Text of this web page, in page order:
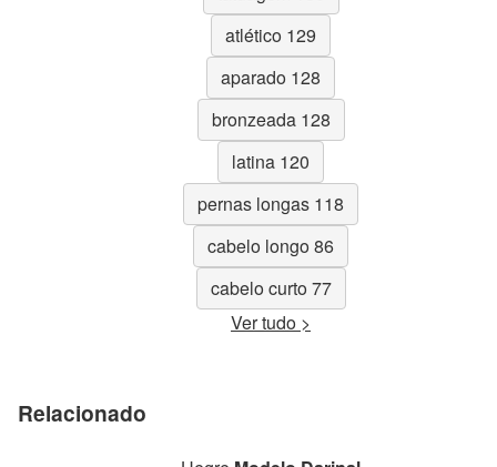
atlético 129
aparado 128
bronzeada 128
latina 120
pernas longas 118
cabelo longo 86
cabelo curto 77
Ver tudo >
Relacionado